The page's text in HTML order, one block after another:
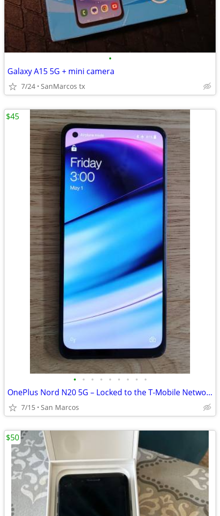
•
Galaxy A15 5G + mini camera
7/24 SanMarcos tx
• • • • • • • • •
OnePlus Nord N20 5G – Locked to the T-Mobile Network
7/15 San Marcos
$45
$50